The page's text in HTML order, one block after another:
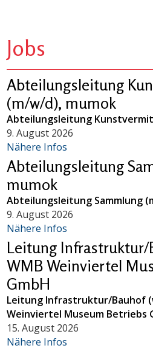
Jobs
Abteilungsleitung
(m/w/d), mumok
Abteilungsleitung
9. August 2026
Nähere Infos
Abteilungsleitung
mumok
Abteilungsleitung Sammlung
9. August 2026
Nähere Infos
Leitung Infrastruktur/
WMB Weinviertel
GmbH
Leitung Infrastruktur/Bauhof
Weinviertel Museum Betriebs
15. August 2026
Nähere Infos